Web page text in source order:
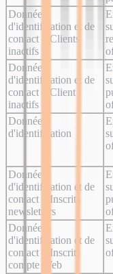
Données
d'identification et de
contact – Clients
inactifs
Données
d'identification et de
contact – Client
inactifs
Données
d'identification
Données
d'identification et de
contact – Inscrits
newsletters
Données
d'identification et de
contact – Inscrits
compte Web